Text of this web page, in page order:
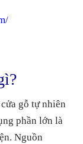
MDF
MDF phủ
gỗ tự nhiên
phần lớn là
Nguồn